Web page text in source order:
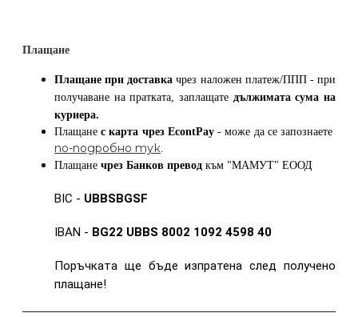
Плащане
Плащане при доставка чрез наложен платеж/ППП - при
получаване на пратката, заплащате дължимата сума на
куриера.
Плащанес карта чрез EcontPay- може да се запознаете
по-подробно тук.
Плащане чрез Банков превод към "МАМУТ" ЕООД
BIC - UBBSBGSF
IBAN - BG22 UBBS 8002 1092 4598 40
Поръчката ще бъде изпратена след получено
плащане!